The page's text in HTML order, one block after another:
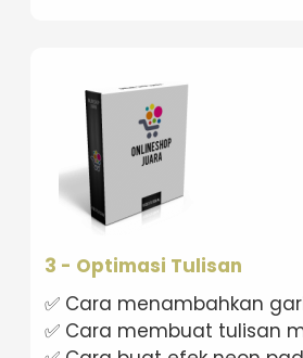
3 - Optimasi Tulisan
✅ Cara menambahkan
✅ Cara membuat tulisan